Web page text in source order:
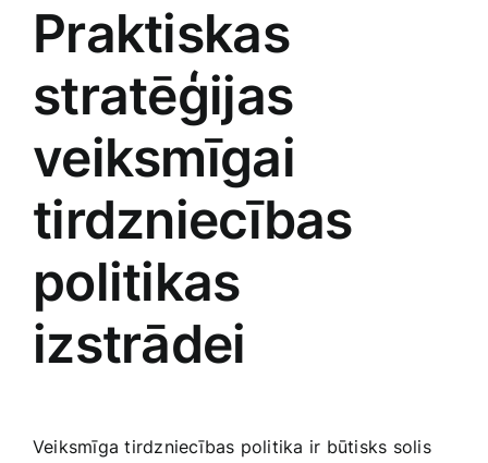
Praktiskas
stratēģijas
veiksmīgai
tirdzniecības
politikas
izstrādei
Veiksmīga tirdzniecības politika ir būtisks solis